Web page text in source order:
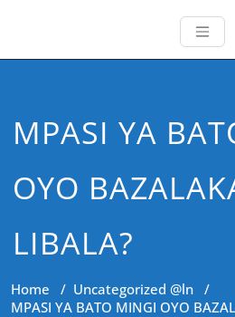
MPASI YA
OYO
LIBALA?
Home / Uncategorized @ln /
MPASI YA BATO MINGI OYO